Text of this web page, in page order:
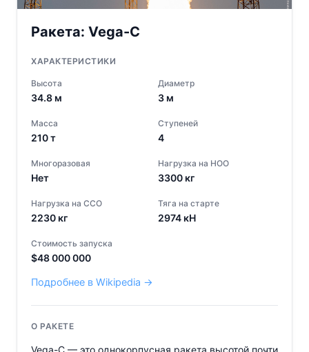
Ракета: Vega-C
ХАРАКТЕРИСТИКИ
Высота
34.8 м
Диаметр
3 м
Масса
210т
Ступеней
4
Многоразовая
Нет
Нагрузка на НОО
3300 кг
Нагрузка на ССО
2230 кг
Тяга на старте
2974 кН
Стоимость запуска
$48 000 000
Подробнее в Wikipedia →
О РАКЕТЕ